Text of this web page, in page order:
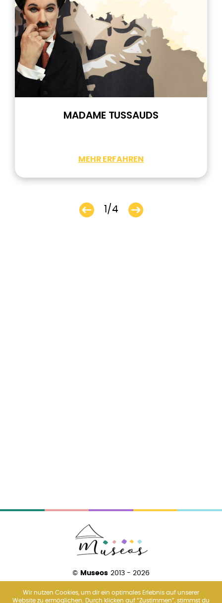
MADAME TUSSAUDS
MEHR ERFAHREN
1/4
© Museos 2013 - 2026
Wir nutzen Cookies, um dir ein optimales Erlebnis auf unserer
Website zu ermöglichen. Durch klicken auf “Zustimmen”, stimmst du